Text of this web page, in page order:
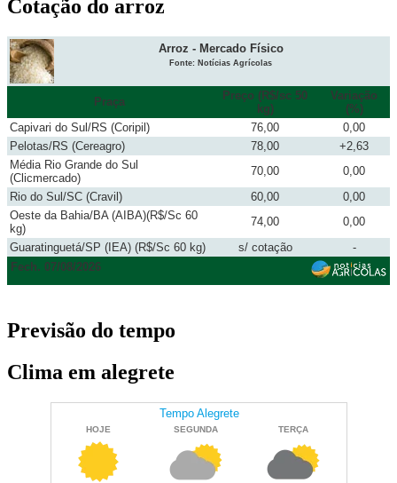
Cotação do arroz
Arroz - Mercado Físico
Fonte: Notícias Agrícolas
Praça
Preço (R$/sc 50
kg)
Variação
(%)
Capivari do Sul/RS (Coripil)
76,00
0,00
Pelotas/RS (Cereagro)
78,00
+2,63
Média Rio Grande do Sul
(Clicmercado)
70,00
0,00
Rio do Sul/SC (Cravil)
60,00
0,00
Oeste da Bahia/BA (AIBA)(R$/Sc 60
kg)
74,00
0,00
Guaratinguetá/SP (IEA) (R$/Sc 60 kg)
s/ cotação
-
Fech. 07/08/2026
Previsão do tempo
Clima em alegrete